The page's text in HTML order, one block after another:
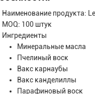
Наименование продукта:
MOQ: 100 штук
Ингредиенты
Минеральные масла
Пчелиный воск
Вакс карнаубы
Вакс канделиллы
Парафиновый воск